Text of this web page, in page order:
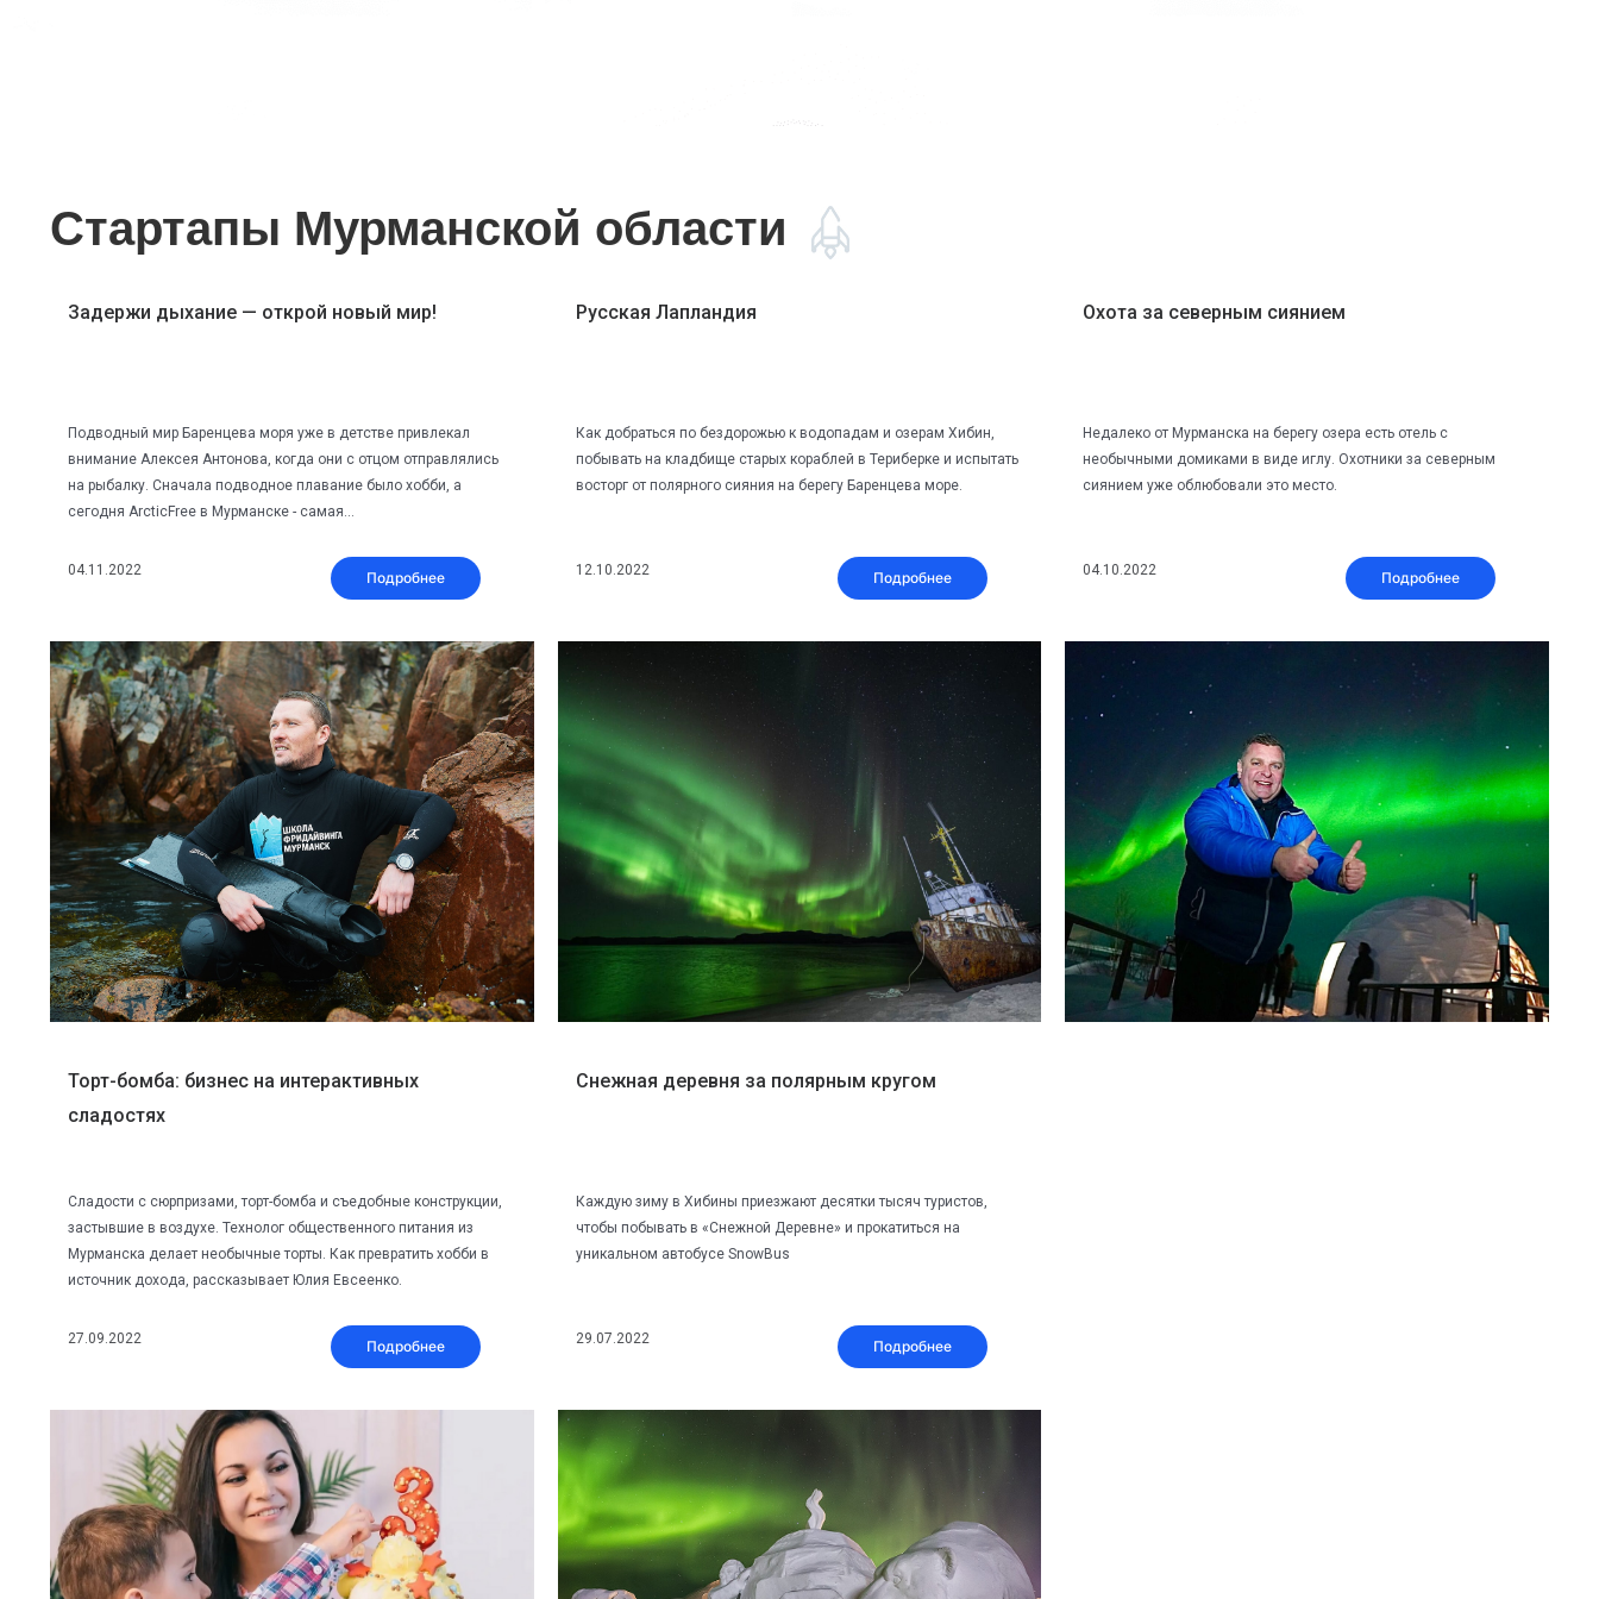
Стартапы Мурманской области
Задержи дыхание — открой новый мир!
Подводный мир Баренцева моря уже в детстве привлекал
внимание Алексея Антонова, когда они с отцом отправлялись
на рыбалку. Сначала подводное плавание было хобби, а
сегодня ArcticFree в Мурманске - самая...
04.11.2022 Подробнее
Русская Лапландия
Как добраться по бездорожью к водопадам и озерам Хибин,
побывать на кладбище старых кораблей в Териберке и испытать
восторг от полярного сияния на берегу Баренцева море.
12.10.2022 Подробнее
Охота за северным сиянием
Недалеко от Мурманска на берегу озера есть отель с
необычными домиками в виде иглу. Охотники за северным
сиянием уже облюбовали это место.
04.10.2022 Подробнее
Торт-бомба: бизнес на интерактивных
сладостях
Сладости с сюрпризами, торт-бомба и съедобные конструкции,
застывшие в воздухе. Технолог общественного питания из
Мурманска делает необычные торты. Как превратить хобби в
источник дохода, рассказывает Юлия Евсеенко.
27.09.2022 Подробнее
Снежная деревня за полярным кругом
Каждую зиму в Хибины приезжают десятки тысяч туристов,
чтобы побывать в «Снежной Деревне» и прокатиться на
уникальном автобусе SnowBus
29.07.2022 Подробнее